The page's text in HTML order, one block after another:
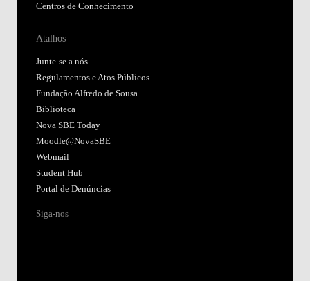
Centros de Conhecimento
Atalhos
Junte-se a nós
Regulamentos e Atos Públicos
Fundação Alfredo de Sousa
Biblioteca
Nova SBE Today
Moodle@NovaSBE
Webmail
Student Hub
Portal de Denúncias
Siga-nos